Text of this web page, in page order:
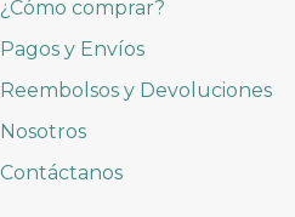
¿Cómo comprar?
Pagos y Envíos
Reembolsos y Devoluciones
Nosotros
Contáctanos